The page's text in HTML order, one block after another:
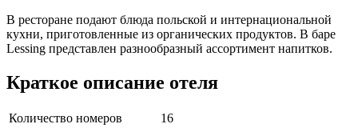
В ресторане подают блюда польской и интернациональной
кухни, приготовленные из органических продуктов. В баре
Lessing представлен разнообразный ассортимент напитков.
Краткое описание отеля
Количество номеров
16